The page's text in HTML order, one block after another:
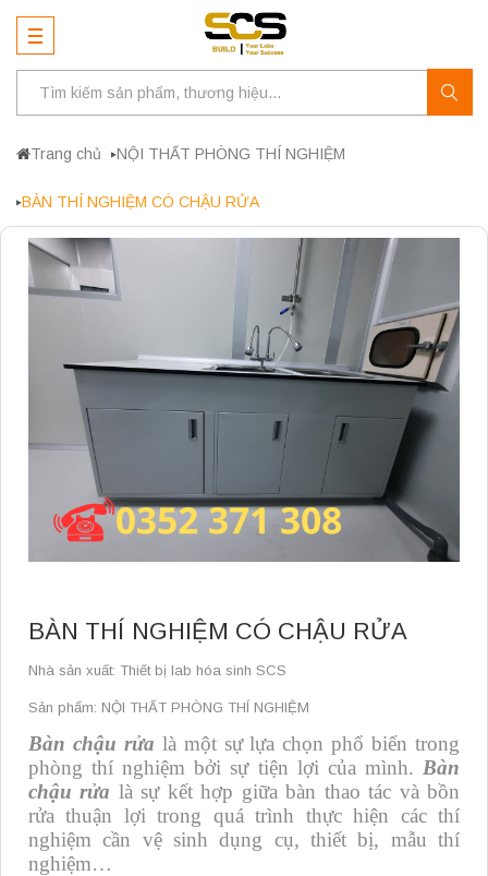
Trang chủ NỘI THẤT PHÒNG THÍ NGHIỆM
BÀN THÍ NGHIỆM CÓ CHẬU RỬA
BÀN THÍ NGHIỆM CÓ CHẬU RỬA
Nhà sản xuất: Thiết bị lab hóa sinh SCS
Sản phẩm: NỘI THẤT PHÒNG THÍ NGHIỆM
Bàn chậu rửa là một sự lựa chọn phổ biến trong
phòng thí nghiệm bởi sự tiện lợi của mình. Bàn
chậu rửa là sự kết hợp giữa bàn thao tác và bồn
rửa thuận lợi trong quá trình thực hiện các thí
nghiệm cần vệ sinh dụng cụ, thiết bị, mẫu thí
nghiệm…